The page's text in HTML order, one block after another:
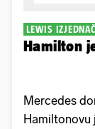
LEWIS
Hamilton
Mercedes
Hamiltonovu